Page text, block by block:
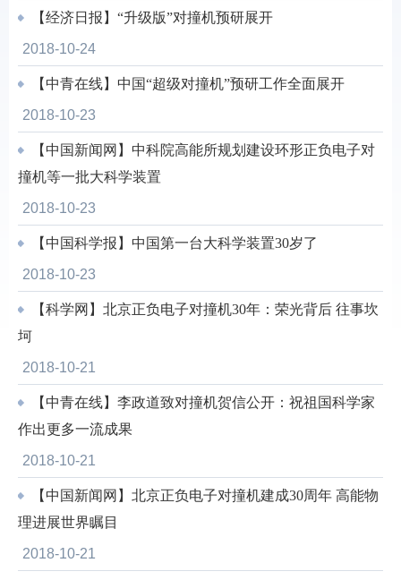
【经济日报】“升级版”对撞机预研展开
2018-10-24
【中青在线】中国“超级对撞机”预研工作全面展开
2018-10-23
【中国新闻网】中科院高能所规划建设环形正负电子对
撞机等一批大科学装置
2018-10-23
【中国科学报】中国第一台大科学装置30岁了
2018-10-23
【科学网】北京正负电子对撞机30年：荣光背后 往事坎
坷
2018-10-21
【中青在线】李政道致对撞机贺信公开：祝祖国科学家
作出更多一流成果
2018-10-21
【中国新闻网】北京正负电子对撞机建成30周年 高能物
理进展世界瞩目
2018-10-21